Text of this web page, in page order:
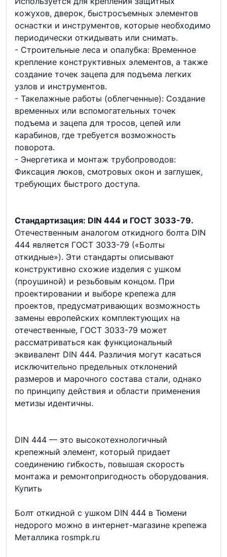
кожухов, дверок, быстросъемных элементов
оснастки и инструментов, которые необходимо
периодически откидывать или снимать.
- Строительные леса и опалубка: Временное
крепление конструктивных элементов, а также
создание точек зацепа для подъема легких
узлов и инструментов.
- Такелажные работы (облегченные): Создание
временных или вспомогательных точек
подъема и зацепа для тросов, цепей или
карабинов, где требуется возможность
поворота.
- Энергетика и монтаж трубопроводов:
Фиксация люков, смотровых окон и заглушек,
требующих быстрого доступа.
Стандартизация: DIN 444 и ГОСТ 3033-79.
Отечественным аналогом откидного болта DIN
444 является ГОСТ 3033-79 («Болты
откидные»). Эти стандарты описывают
конструктивно схожие изделия с ушком
(проушиной) и резьбовым концом. При
проектировании и выборе крепежа для
проектов, предусматривающих возможность
замены европейских комплектующих на
отечественные, ГОСТ 3033-79 может
рассматриваться как функциональный
эквивалент DIN 444. Различия могут касаться
исключительно предельных отклонений
размеров и марочного состава стали, однако
по принципу действия и области применения
метизы идентичны.
DIN 444 — это высокотехнологичный
крепежный элемент, который придает
соединению гибкость, повышая скорость
монтажа и ремонтопригодность оборудования.
Купить
Болт откидной с ушком DIN 444 в Тюмени
недорого можно в интернет-магазине крепежа
Металлика rosmpk.ru